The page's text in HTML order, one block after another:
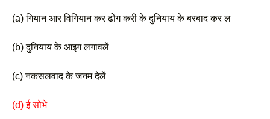
(a) गियान आर विगियान कर ढोंग करी के दुनियाय के बरबाद कर ल
(b) दुनियाय के आइग लगावलें
(c) नकसलवाद के जनम देलें
(d) ई सोभे